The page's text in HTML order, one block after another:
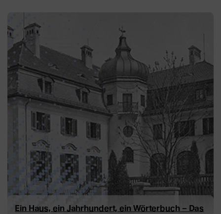
Ein Haus, ein Jahrhundert, ein Wörterbuch – Das